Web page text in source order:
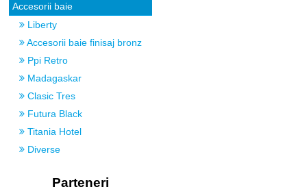
Accesorii baie
Liberty
Accesorii baie finisaj bronz
Ppi Retro
Madagaskar
Clasic Tres
Futura Black
Titania Hotel
Diverse
Parteneri